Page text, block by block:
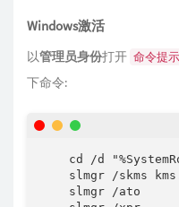
Windows激活
以管理员身份打开 命令提
下命令:
cd /d
slmgr /skms
    slmgr /ato